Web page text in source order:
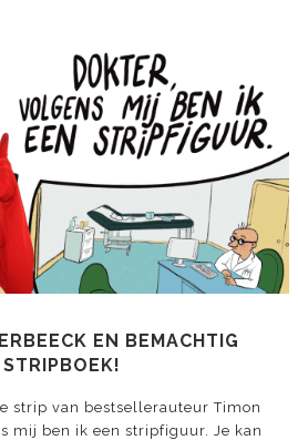
EN BEMACHTIG
strip van bestsellerauteur Timon
mij ben ik een stripfiguur. Je kan